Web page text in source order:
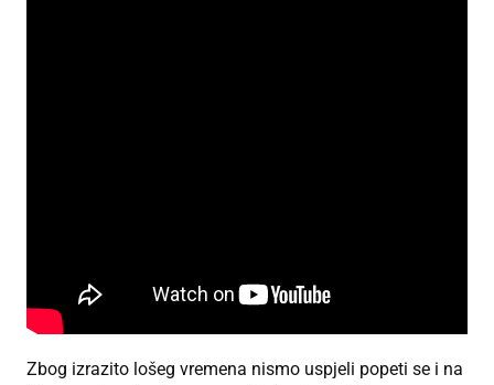
Zbog izrazito lošeg vremena nismo uspjeli popeti se i na